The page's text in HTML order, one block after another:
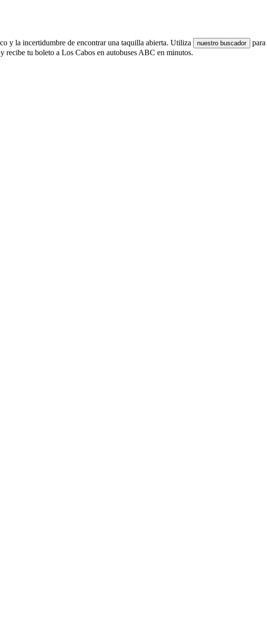
y la incertidumbre de encontrar una taquilla abierta. Utiliza nuestro buscador
para
recibe tu boleto a Los Cabos en autobuses ABC en minutos.